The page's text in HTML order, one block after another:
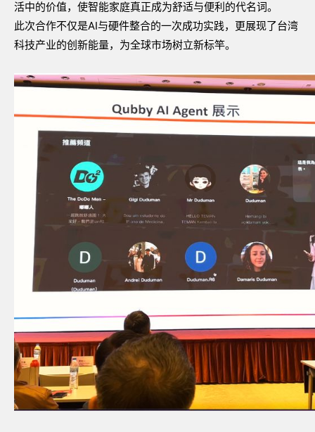
活中的价值，使智能家庭真正成为舒适与便利的代名词。
此次合作不仅是AI与硬件整合的一次成功实践，更展现了台湾
科技产业的创新能量，为全球市场树立新标竿。